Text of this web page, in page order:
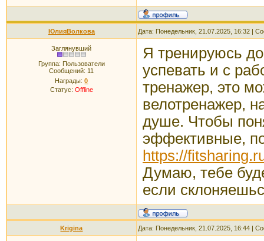
ЮлияВолкова Дата: Понедельник, 21.07.2025, 16:32 |
Заглянувший
Группа: Пользователи
Сообщений: 11
Награды:0
Статус: Offline
Я тренируюсь
успевать и с
тренажер, это
велотренажер,
душе. Чтобы
эффективные,
https://
Думаю, тебе
если
Krigina Дата: Понедельник, 21.07.2025, 16:44 |